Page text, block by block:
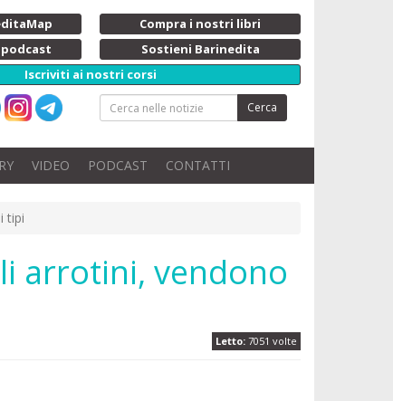
Compra i nostri libri
Sostieni Barinedita
Iscriviti ai nostri corsi
Cerca
VIDEO PODCAST CONTATTI
tipi
arrotini, vendono
Letto: 7051 volte